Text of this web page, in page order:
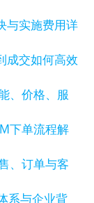
与实施费用详
成交如何高效
、价格、服
下单流程解
、订单与客
系与企业背